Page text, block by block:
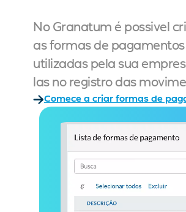
No Granatum é possivel
as formas de pagamentos
utilizadas pela sua
las no registro das
Comece a criar formas de